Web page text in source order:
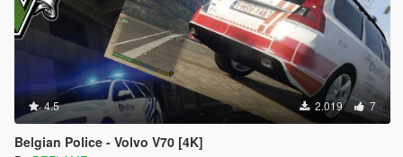
4.5 2.019 7
Belgian Police - Volvo V70 [4K]